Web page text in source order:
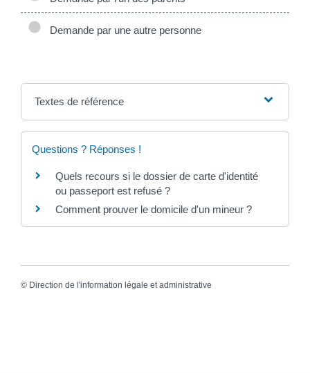
Demande par une autre personne
Textes de référence
Questions ? Réponses !
Quels recours si le dossier de carte d'identité
ou passeport est refusé ?
Comment prouver le domicile d'un mineur ?
© Direction de l'information légale et administrative